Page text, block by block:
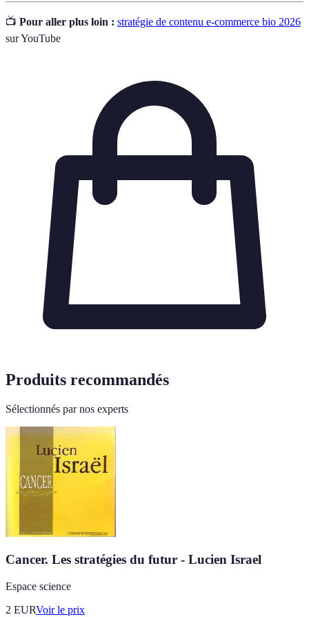
📺 Pour aller plus loin : stratégie de contenu e-commerce bio 2026
sur YouTube
Produits recommandés
Sélectionnés par nos experts
Cancer. Les stratégies du futur - Lucien Israel
Espace science
2 EURVoir le prix